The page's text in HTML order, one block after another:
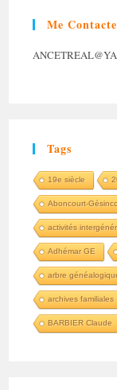
Me
Tags
19e siècle
Aboncourt-
activités
Adhémar GE
arbre
archives familiales
BARBIER Claude